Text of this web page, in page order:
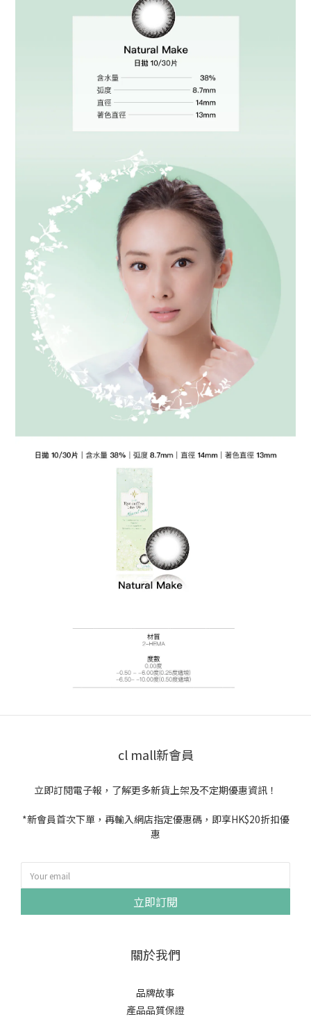
cl mall新會員
立即訂閱電子報，了解更多新貨上架及不定期優惠資訊！
*新會員首次下單，再輸入網店指定優惠碼，即享HK$20折扣優
惠
立即訂閱
關於我們
品牌故事
產品品質保證